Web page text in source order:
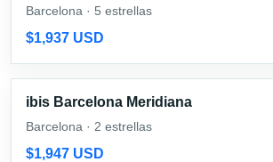
Barcelona · 5 estrellas
$1,937 USD
ibis Barcelona Meridiana
Barcelona · 2 estrellas
$1,947 USD